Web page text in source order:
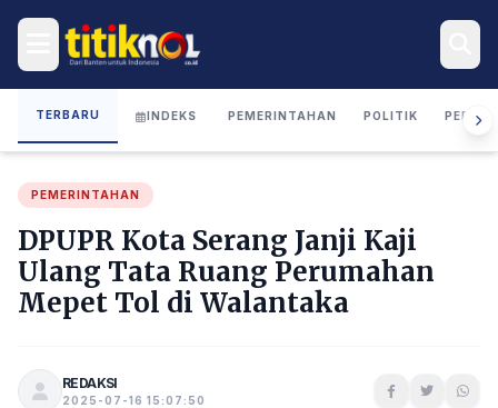
TERBARU INDEKS PEMERINTAHAN POLITIK
PEMERINTAHAN
DPUPR Kota Serang Janji Kaji
Ulang Tata Ruang Perumahan
Mepet Tol di Walantaka
REDAKSI
2025-07-16 15:07:50